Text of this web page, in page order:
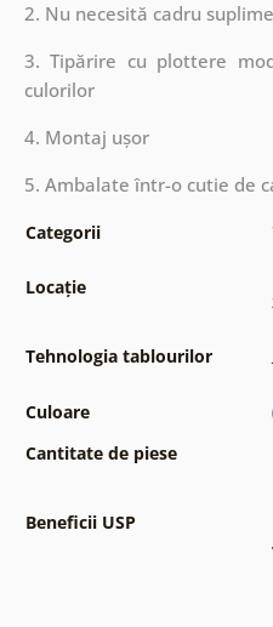
2. Nu necesită cadru
3. Tipărire cu plottere
culorilor
4. Montaj ușor
5. Ambalate într-o cutie de
Categorii
Locație
Tehnologia tablourilor
Culoare
Cantitate de piese
Beneficii USP